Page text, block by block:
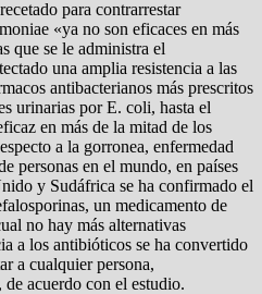
para contrarrestar
«ya no son eficaces en más
que se le administra el
una amplia resistencia a las
antibacterianos más prescritos
urinarias por E. coli, hasta el
en más de la mitad de los
a la gorronea, enfermedad
personas en el mundo, en países
y Sudáfrica se ha confirmado el
un medicamento de
no hay más alternativas
a los antibióticos se ha convertido
a cualquier persona,
de acuerdo con el estudio.